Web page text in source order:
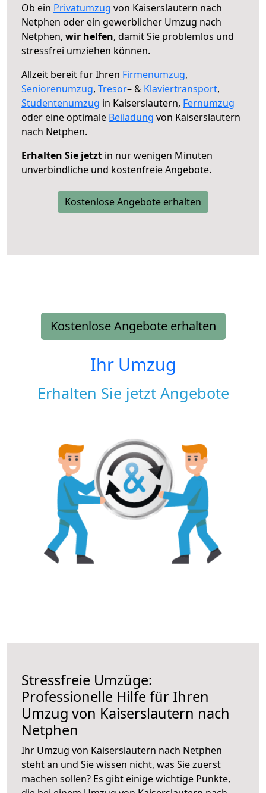
Ob ein Privatumzug von Kaiserslautern nach
Netphen oder ein gewerblicher Umzug nach
Netphen, wir helfen, damit Sie problemlos und
stressfrei umziehen können.
Allzeit bereit für Ihren Firmenumzug,
Seniorenumzug, Tresor– & Klaviertransport,
Studentenumzug in Kaiserslautern, Fernumzug
oder eine optimale Beiladung von Kaiserslautern
nach Netphen.
Erhalten Sie jetzt in nur wenigen Minuten
unverbindliche und kostenfreie Angebote.
Kostenlose Angebote erhalten
Kostenlose Angebote erhalten
Ihr Umzug
Erhalten Sie jetzt Angebote
Stressfreie Umzüge:
Professionelle Hilfe für Ihren
Umzug von Kaiserslautern nach
Netphen
Ihr Umzug von Kaiserslautern nach Netphen
steht an und Sie wissen nicht, was Sie zuerst
machen sollen? Es gibt einige wichtige Punkte,